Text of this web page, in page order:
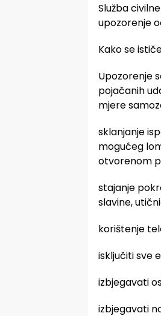
Služba
upozorenje
Kako se
Upozorenje
pojačanih
mjere
sklanjanje
mogućeg
otvorenom
stajanje
slavine,
korištenje
isključiti sve
izbjegavati
izbjegavati